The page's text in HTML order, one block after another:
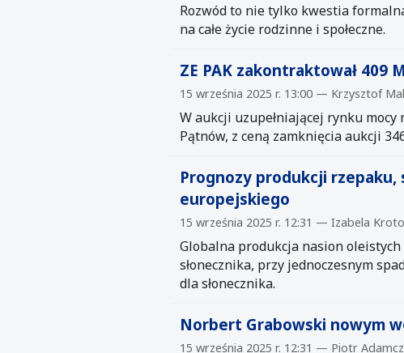
Rozwód to nie tylko kwestia
na całe życie rodzinne i społeczne.
ZE PAK zakontraktował 409
15 września 2025 r. 13:00 — Krzysztof
W aukcji uzupełniającej rynku mocy
Pątnów, z ceną zamknięcia aukcji
Prognozy produkcji rzepaku,
europejskiego
15 września 2025 r. 12:31 — Izabela
Globalna produkcja nasion
słonecznika, przy jednoczesnym
dla słonecznika.
Norbert Grabowski nowym
15 września 2025 r. 12:31 — Piotr